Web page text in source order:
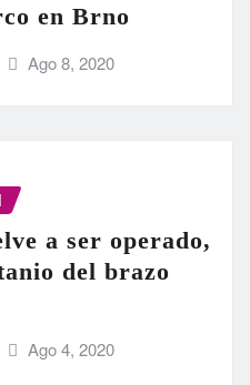
en Brno
Ago 8, 2020
a ser operado,
del brazo
Ago 4, 2020